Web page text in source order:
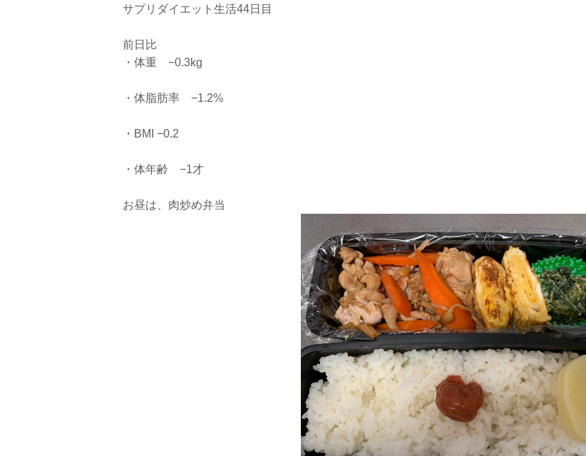
サプリダイエット生活44日目
前日比
・体重 −0.3kg
・体脂肪率 −1.2%
・BMI −0.2
・体年齢 −1才
お昼は、肉炒め弁当